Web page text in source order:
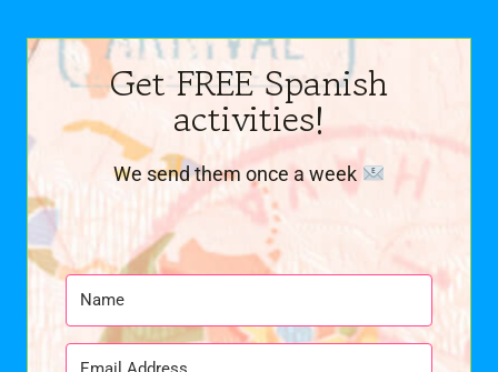
Get FREE Spanish
activities!
We send them once a week